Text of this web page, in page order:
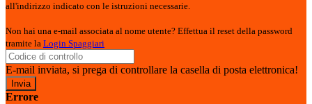
all'indirizzo indicato con le istruzioni necessarie.
Non hai una e-mail associata al nome utente? Effettua il reset della password
tramite la Login Spaggiari
E-mail inviata, si prega di controllare la casella di posta elettronica!
Errore